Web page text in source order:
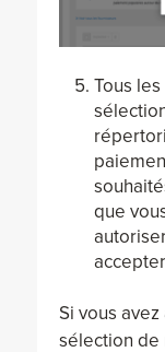
Tous
que
Si vous
sélection de